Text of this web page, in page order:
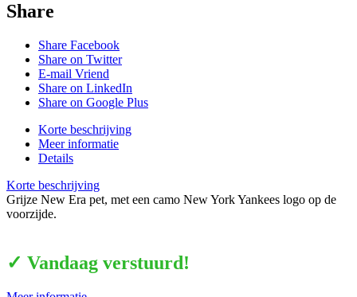
Share
Share Facebook
Share on Twitter
E-mail Vriend
Share on LinkedIn
Share on Google Plus
Korte beschrijving
Meer informatie
Details
Korte beschrijving
Grijze New Era pet, met een camo New York Yankees logo op de
voorzijde.
✓ Vandaag verstuurd!